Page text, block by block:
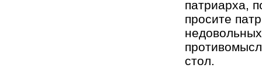
патриарха,
просите
стол.